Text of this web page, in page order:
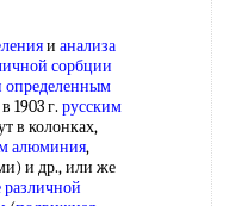
и анализа
сорбции
определенным
1903 г. русским
в колонках,
алюминия,
и др., или же
различной